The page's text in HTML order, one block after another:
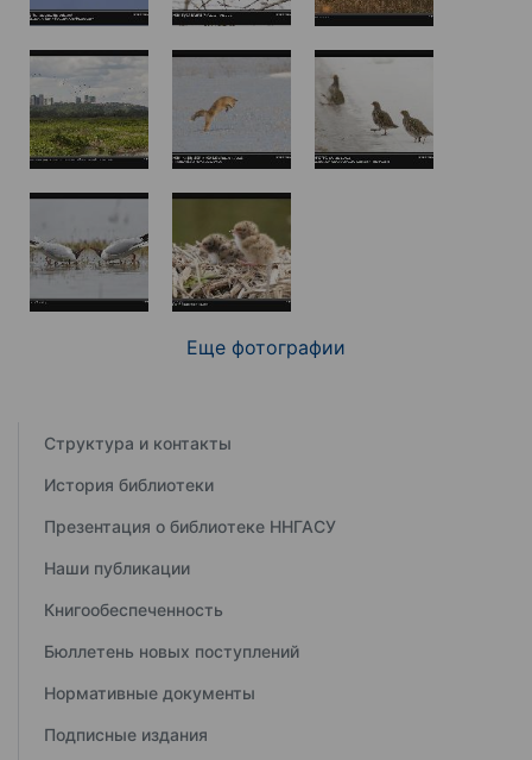
Еще фотографии
Структура и контакты
История библиотеки
Презентация о библиотеке ННГАСУ
Наши публикации
Книгообеспеченность
Бюллетень новых поступлений
Нормативные документы
Подписные издания